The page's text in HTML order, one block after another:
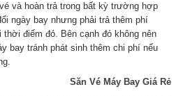
và hoàn trả trong bất kỳ trường hợp
ngày bay nhưng phải trả thêm phí
điểm đó. Bên cạnh đó không nên
bay tránh phát sinh thêm chi phí nếu
Săn Vé Máy Bay Giá Rẻ